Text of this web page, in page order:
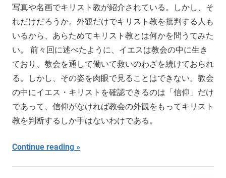
写真や名画でキリスト教が紹介されている。しかし、そ
れだけだろうか。外観だけでキリスト教を批判する人も
いるから、あらためてキリスト教とは何かを問うてみた
い。 前々回に述べたように、イエスは教会の中に生き
ており、教会を通して働いて救いのわざを続けておられ
る。しかし、その姿を肉眼で見ることはできない。教会
の中にイエス・キリストを確認できるのは「信仰」だけ
であって、信仰がなければ教会の外観をもってキリスト
教を判断するしか手はないわけである。
Continue reading